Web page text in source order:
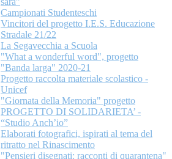
Campionati Studenteschi
Vincitori del progetto I.E.S. Educazione
Stradale 21/22
La Segavecchia a Scuola
"What a wonderful word", progetto
"Banda larga" 2020-21
Progetto raccolta materiale scolastico -
Unicef
"Giornata della Memoria" progetto
PROGETTO DI SOLIDARIETA’ -
“Studio Anch’io”
Elaborati fotografici, ispirati al tema del
ritratto nel Rinascimento
"Pensieri disegnati: racconti di quarantena"